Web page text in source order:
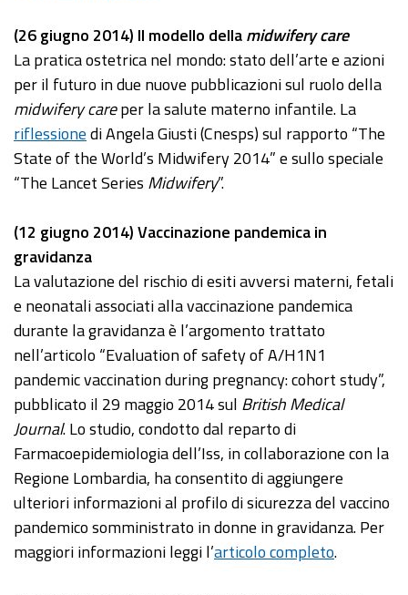
(26 giugno 2014) Il modello dellamidwifery care
La pratica ostetrica nel mondo: stato dell’arte e azioni
per il futuro in due nuove pubblicazioni sul ruolo della
midwifery careper la salute materno infantile. La
riflessionedi Angela Giusti (Cnesps) sul rapporto “The
State of the World’s Midwifery 2014” e sullo speciale
“The Lancet Series Midwifery”.
(12 giugno 2014) Vaccinazione pandemica in
gravidanza
La valutazione del rischio di esiti avversi materni, fetali
e neonatali associati alla vaccinazione pandemica
durante la gravidanza è l’argomento trattato
nell’articolo “Evaluation of safety of A/H1N1
pandemic vaccination during pregnancy: cohort study”,
pubblicato il 29 maggio 2014 sul British Medical
Journal. Lo studio, condotto dal reparto di
Farmacoepidemiologia dell’Iss, in collaborazione con la
Regione Lombardia, ha consentito di aggiungere
ulteriori informazioni al profilo di sicurezza del vaccino
pandemico somministrato in donne in gravidanza. Per
maggiori informazioni leggi l’articolo completo.